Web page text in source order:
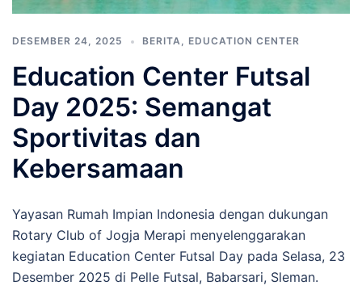
DESEMBER 24, 2025 BERITA, EDUCATION CENTER
Education Center Futsal
Day 2025: Semangat
Sportivitas dan
Kebersamaan
Yayasan Rumah Impian Indonesia dengan dukungan
Rotary Club of Jogja Merapi menyelenggarakan
kegiatan Education Center Futsal Day pada Selasa, 23
Desember 2025 di Pelle Futsal, Babarsari, Sleman.